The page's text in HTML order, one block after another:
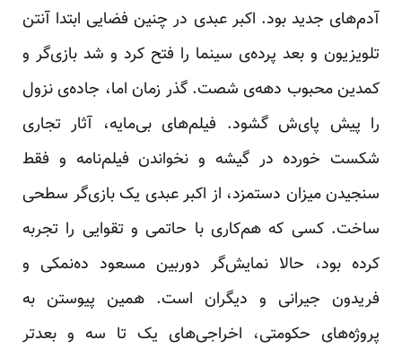
آدم‌های جدید بود. اکبر عبدی در چنین فضایی ابتدا آنتن
تلویزیون و بعد پرده‌ی سینما را فتح کرد و شد بازی‌گر و
کمدین محبوب دهه‌ی شصت. گذر زمان اما، جاده‌ی نزول
را پیش پای‌ش گشود. فیلم‌های بی‌مایه، آثار تجاری
شکست خورده در گیشه و نخواندن فیلم‌نامه و فقط
سنجیدن میزان دستمزد، از اکبر عبدی یک بازی‌گر سطحی
ساخت. کسی که هم‌کاری با حاتمی و تقوایی را تجربه
کرده بود، حالا نمایش‌گر دوربین مسعود ده‌نمکی و
فریدون جیرانی و دیگران است. همین پیوستن به
پروژه‌های حکومتی، اخراجی‌های یک تا سه و بعدتر